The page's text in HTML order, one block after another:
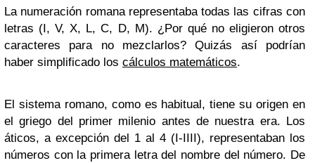
La numeración romana representaba todas las cifras con
letras (I, V, X, L, C, D, M). ¿Por qué no eligieron otros
caracteres para no mezclarlos? Quizás así podrían
haber simplificado los cálculos matemáticos.
El sistema romano, como es habitual, tiene su origen en
el griego del primer milenio antes de nuestra era. Los
áticos, a excepción del 1 al 4 (I-IIII), representaban los
números con la primera letra del nombre del número. De